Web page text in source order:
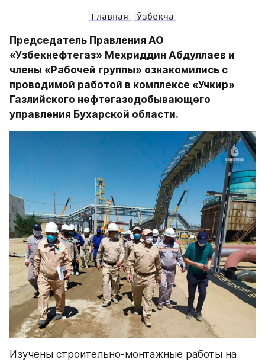
Главная Ўзбекча
Председатель Правления АО
«Узбекнефтегаз» Мехриддин Абдуллаев и
члены «Рабочей группы» ознакомились с
проводимой работой в комплексе «Учкир»
Газлийского нефтегазодобывающего
управления Бухарской области.
Изучены строительно-монтажные работы на